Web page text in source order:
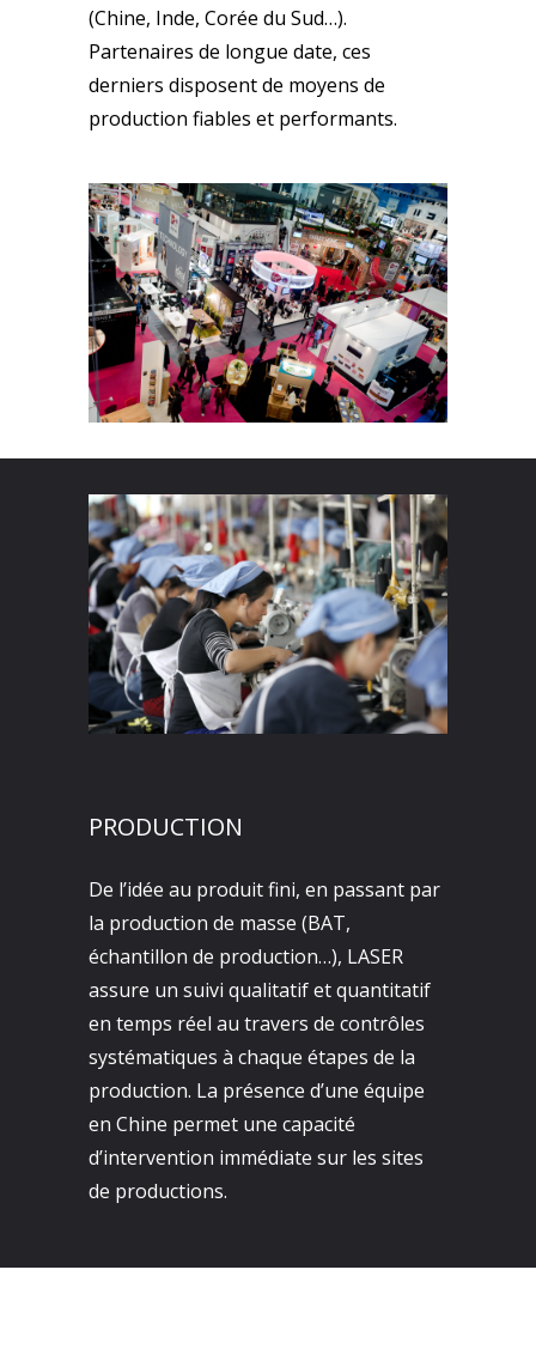
(Chine, Inde, Corée du Sud…).
Partenaires de longue date, ces
derniers disposent de moyens de
production fiables et performants.
PRODUCTION
De l’idée au produit fini, en passant par
la production de masse (BAT,
échantillon de production…), LASER
assure un suivi qualitatif et quantitatif
en temps réel au travers de contrôles
systématiques à chaque étapes de la
production. La présence d’une équipe
en Chine permet une capacité
d’intervention immédiate sur les sites
de productions.